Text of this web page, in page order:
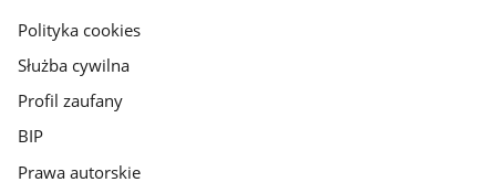
gov.pl
Polityka cookies
Służba cywilna
Profil zaufany
BIP
Prawa autorskie